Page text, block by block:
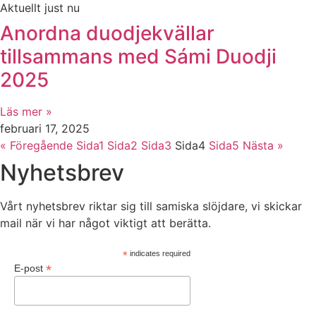
Aktuellt just nu
Anordna duodjekvällar
tillsammans med Sámi Duodji
2025
Läs mer »
februari 17, 2025
« Föregående Sida1 Sida2 Sida3 Sida4 Sida5 Nästa »
Nyhetsbrev
Vårt nyhetsbrev riktar sig till samiska slöjdare, vi skickar
mail när vi har något viktigt att berätta.
*indicates required
E-post *